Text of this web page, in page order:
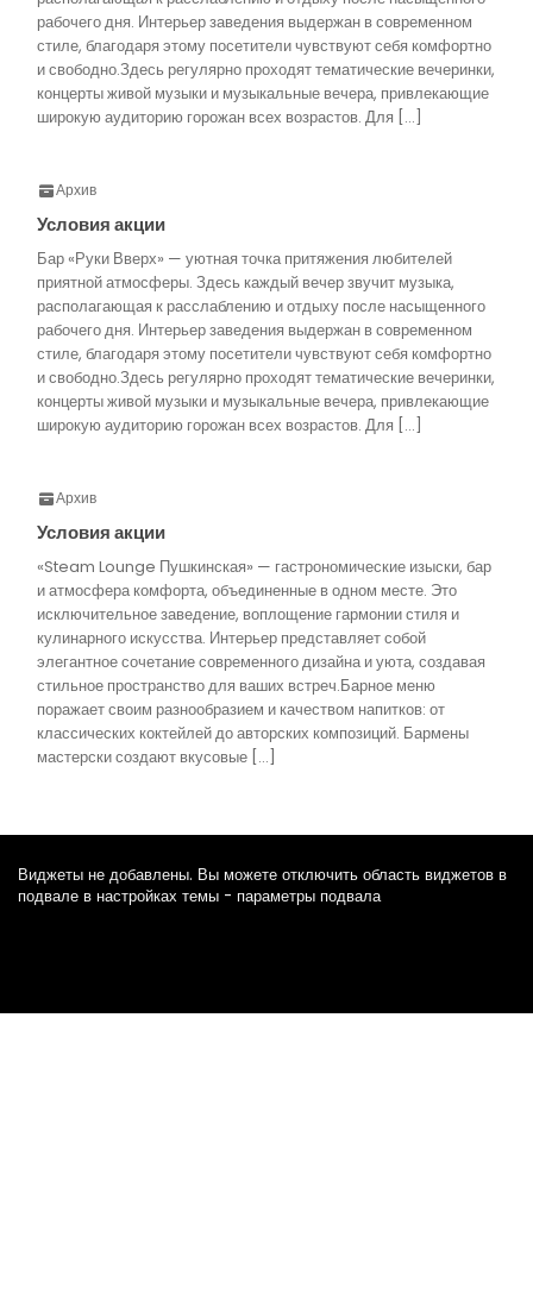
рабочего дня. Интерьер заведения выдержан в современном
стиле, благодаря этому посетители чувствуют себя комфортно
и свободно.Здесь регулярно проходят тематические вечеринки,
концерты живой музыки и музыкальные вечера, привлекающие
широкую аудиторию горожан всех возрастов. Для […]
Архив
Условия акции
Бар «Руки Вверх» — уютная точка притяжения любителей
приятной атмосферы. Здесь каждый вечер звучит музыка,
располагающая к расслаблению и отдыху после насыщенного
рабочего дня. Интерьер заведения выдержан в современном
стиле, благодаря этому посетители чувствуют себя комфортно
и свободно.Здесь регулярно проходят тематические вечеринки,
концерты живой музыки и музыкальные вечера, привлекающие
широкую аудиторию горожан всех возрастов. Для […]
Архив
Условия акции
«Steam Lounge Пушкинская» — гастрономические изыски, бар
и атмосфера комфорта, объединенные в одном месте. Это
исключительное заведение, воплощение гармонии стиля и
кулинарного искусства. Интерьер представляет собой
элегантное сочетание современного дизайна и уюта, создавая
стильное пространство для ваших встреч.Барное меню
поражает своим разнообразием и качеством напитков: от
классических коктейлей до авторских композиций. Бармены
мастерски создают вкусовые […]
Виджеты не добавлены. Вы можете отключить область виджетов в
подвале в настройках темы - параметры подвала